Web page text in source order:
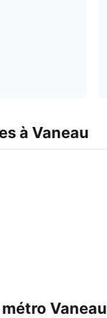
à Vaneau
Vaneau